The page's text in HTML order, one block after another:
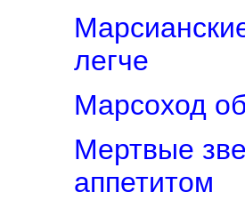
легче
Марсоход
Мертвые
аппетитом